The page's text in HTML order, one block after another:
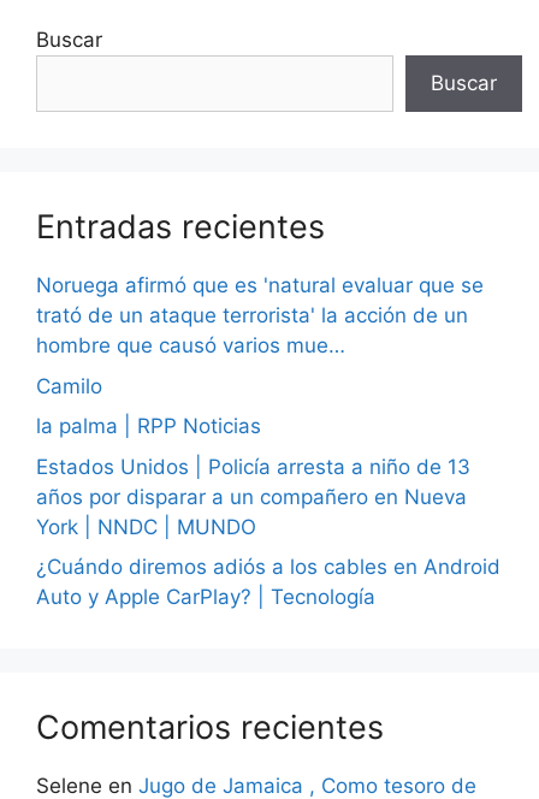
Buscar
Buscar
Entradas recientes
Noruega afirmó que es 'natural evaluar que se
trató de un ataque terrorista' la acción de un
hombre que causó varios mue…
Camilo
la palma | RPP Noticias
Estados Unidos | Policía arresta a niño de 13
años por disparar a un compañero en Nueva
York | NNDC | MUNDO
¿Cuándo diremos adiós a los cables en Android
Auto y Apple CarPlay? | Tecnología
Comentarios recientes
Selene en Jugo de Jamaica , Como tesoro de